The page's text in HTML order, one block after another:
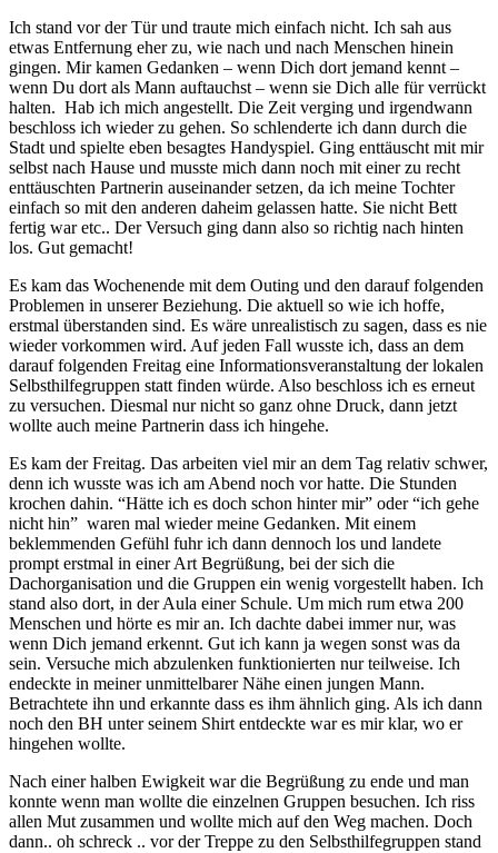
Ich stand vor der Tür und traute mich einfach nicht. Ich sah aus
etwas Entfernung eher zu, wie nach und nach Menschen hinein
gingen. Mir kamen Gedanken – wenn Dich dort jemand kennt –
wenn Du dort als Mann auftauchst – wenn sie Dich alle für verrückt
halten. Hab ich mich angestellt. Die Zeit verging und irgendwann
beschloss ich wieder zu gehen. So schlenderte ich dann durch die
Stadt und spielte eben besagtes Handyspiel. Ging enttäuscht mit mir
selbst nach Hause und musste mich dann noch mit einer zu recht
enttäuschten Partnerin auseinander setzen, da ich meine Tochter
einfach so mit den anderen daheim gelassen hatte. Sie nicht Bett
fertig war etc.. Der Versuch ging dann also so richtig nach hinten
los. Gut gemacht!
Es kam das Wochenende mit dem Outing und den darauf folgenden
Problemen in unserer Beziehung. Die aktuell so wie ich hoffe,
erstmal überstanden sind. Es wäre unrealistisch zu sagen, dass es nie
wieder vorkommen wird. Auf jeden Fall wusste ich, dass an dem
darauf folgenden Freitag eine Informationsveranstaltung der lokalen
Selbsthilfegruppen statt finden würde. Also beschloss ich es erneut
zu versuchen. Diesmal nur nicht so ganz ohne Druck, dann jetzt
wollte auch meine Partnerin dass ich hingehe.
Es kam der Freitag. Das arbeiten viel mir an dem Tag relativ schwer,
denn ich wusste was ich am Abend noch vor hatte. Die Stunden
krochen dahin. “Hätte ich es doch schon hinter mir” oder “ich gehe
nicht hin” waren mal wieder meine Gedanken. Mit einem
beklemmenden Gefühl fuhr ich dann dennoch los und landete
prompt erstmal in einer Art Begrüßung, bei der sich die
Dachorganisation und die Gruppen ein wenig vorgestellt haben. Ich
stand also dort, in der Aula einer Schule. Um mich rum etwa 200
Menschen und hörte es mir an. Ich dachte dabei immer nur, was
wenn Dich jemand erkennt. Gut ich kann ja wegen sonst was da
sein. Versuche mich abzulenken funktionierten nur teilweise. Ich
endeckte in meiner unmittelbarer Nähe einen jungen Mann.
Betrachtete ihn und erkannte dass es ihm ähnlich ging. Als ich dann
noch den BH unter seinem Shirt entdeckte war es mir klar, wo er
hingehen wollte.
Nach einer halben Ewigkeit war die Begrüßung zu ende und man
konnte wenn man wollte die einzelnen Gruppen besuchen. Ich riss
allen Mut zusammen und wollte mich auf den Weg machen. Doch
dann.. oh schreck .. vor der Treppe zu den Selbsthilfegruppen stand